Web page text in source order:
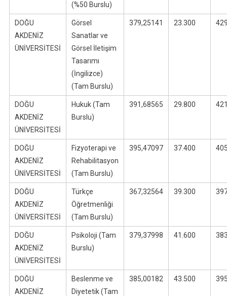
(%50 Burslu)
DOĞU
AKDENİZ
ÜNİVERSİTESİ
Görsel
Sanatlar ve
Görsel İletişim
Tasarımı
(İngilizce)
(Tam Burslu)
379,25141 23.300
DOĞU
AKDENİZ
ÜNİVERSİTESİ
Hukuk (Tam
Burslu)
391,68565 29.800
DOĞU
AKDENİZ
ÜNİVERSİTESİ
Fizyoterapi ve
Rehabilitasyon
(Tam Burslu)
395,47097 37.400
DOĞU
AKDENİZ
ÜNİVERSİTESİ
Türkçe
Öğretmenliği
(Tam Burslu)
367,32564 39.300
DOĞU
AKDENİZ
ÜNİVERSİTESİ
Psikoloji (Tam
Burslu)
379,37998 41.600
DOĞU
AKDENİZ
Beslenme ve
Diyetetik (Tam
385,00182 43.500